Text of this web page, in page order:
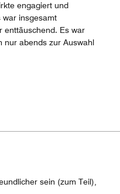
engagiert und
war insgesamt
enttäuschend. Es war
nur abends zur Auswahl
sein (zum Teil),